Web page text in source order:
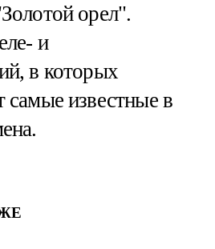
орел".
и
в которых
самые известные в